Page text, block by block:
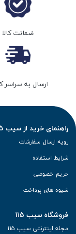
ضمانت کالا
ارسال به سراسر
راهنمای خرید از سیب 115
رویه ارسال سفارشات
شرایط استفاده
حریم خصوصی
شیوه های پرداخت
فروشگاه سیب 115
مجله اینترنتی سیب 115